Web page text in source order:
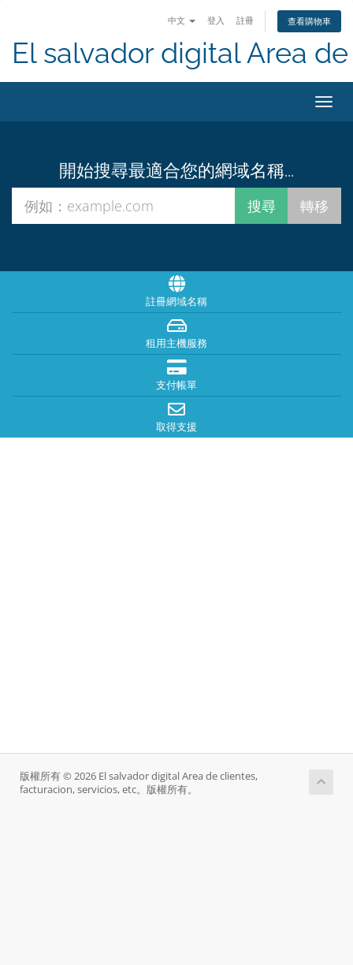
中文 登入 註冊 查看購物車
El salvador digital Area
切
換
開始搜尋最適合您的網域名稱...
註冊網域名稱
租用主機服務
支付帳單
取得支援
版權所有 © 2026 El salvador digital Area de clientes,
facturacion, servicios, etc。版權所有。